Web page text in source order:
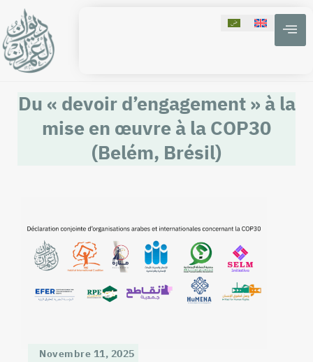
Du « devoir d’engagement » à la
mise en œuvre à la COP30
(Belém, Brésil)
Novembre 11, 2025